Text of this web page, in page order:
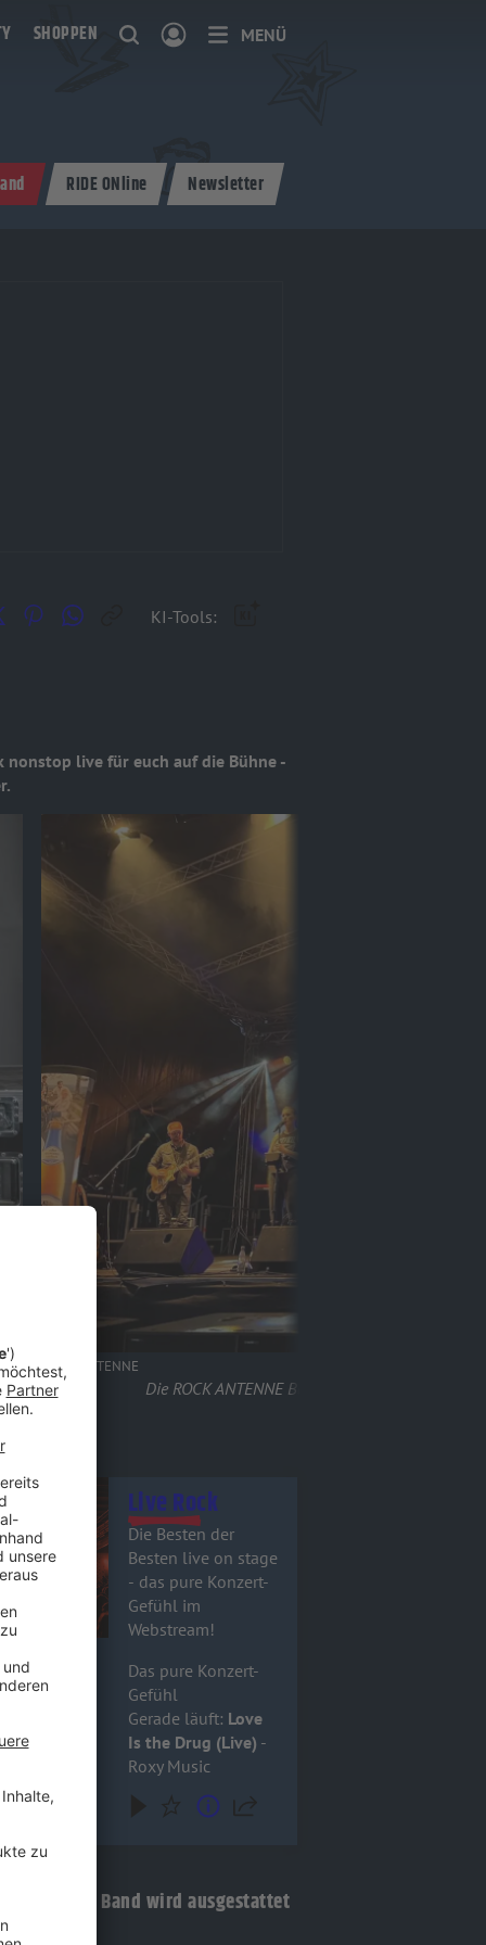
SHOPPEN MENÜ
RIDE ONline Newsletter
KI-Tools:
nonstop live für euch auf die Bühne -
ROCK ANTENNE
Die ROCK ANTENNE Band live bei der
- Live Rock Live Rock
Die Besten der
Besten live on stage
- das pure Konzert-
Gefühl im
Webstream!
Das pure Konzert-
Gefühl
Gerade läuft: Love
Is the Drug (Live) -
Roxy Music
ANTENNE Band wird ausgestattet